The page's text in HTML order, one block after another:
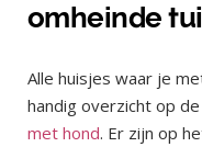
omheinde
Alle huisjes waar je
handig overzicht op
met hond. Er zijn op